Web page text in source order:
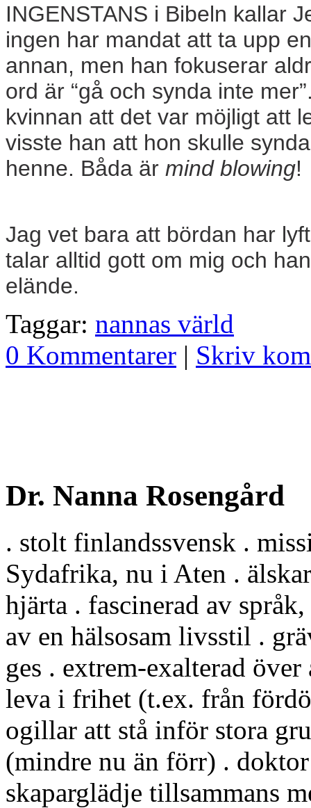
INGENSTANS i Bibeln kallar
ingen har mandat att ta upp
annan, men han fokuserar
ord är “gå och synda inte
kvinnan att det var möjligt att
visste han att hon skulle
henne. Båda är mind blowing!
Jag vet bara att bördan har
talar alltid gott om mig och
elände.
Taggar: nannas värld
0 Kommentarer | Skriv
Dr. Nanna Rosengård
. stolt finlandssvensk .
Sydafrika, nu i Aten .
hjärta . fascinerad av
av en hälsosam livsstil .
ges . extrem-exalterad
leva i frihet (t.ex. från
ogillar att stå inför stora
(mindre nu än förr) .
skaparglädje tillsammans